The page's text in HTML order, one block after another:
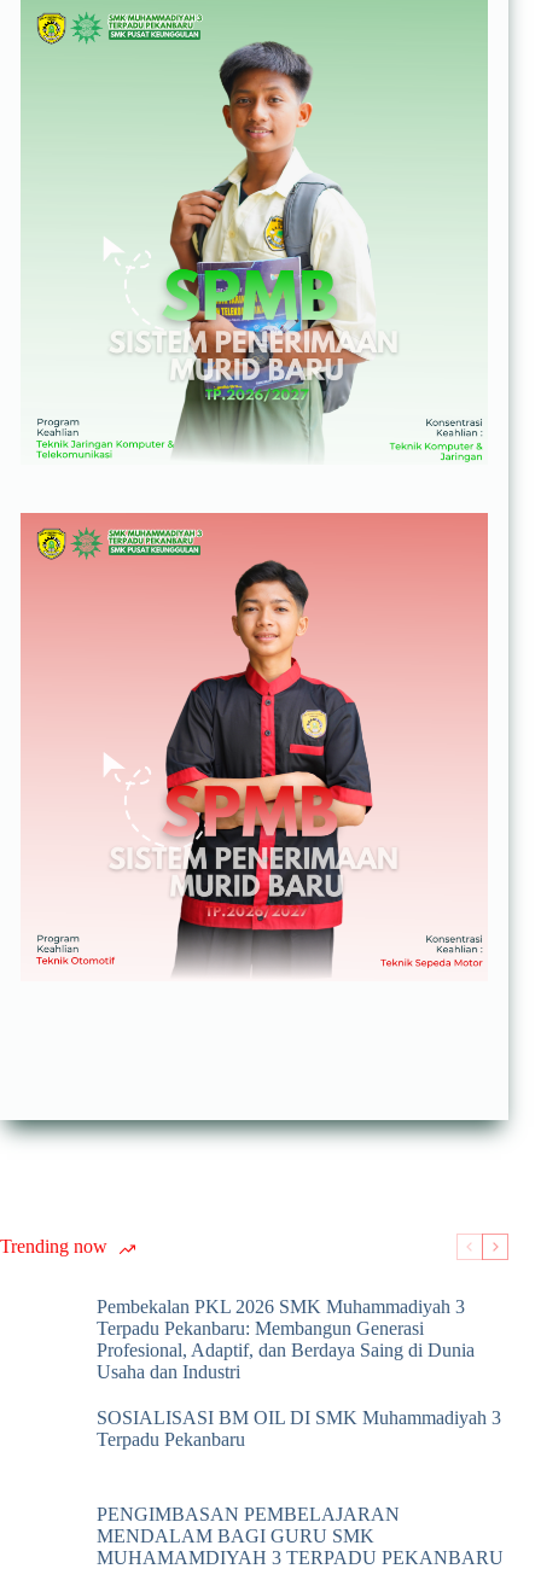
Trending now
Pembekalan PKL 2026 SMK Muhammadiyah 3
Terpadu Pekanbaru: Membangun Generasi
Profesional, Adaptif, dan Berdaya Saing di Dunia
Usaha dan Industri
SOSIALISASI BM OIL DI SMK Muhammadiyah 3
Terpadu Pekanbaru
PENGIMBASAN PEMBELAJARAN
MENDALAM BAGI GURU SMK
MUHAMAMDIYAH 3 TERPADU PEKANBARU